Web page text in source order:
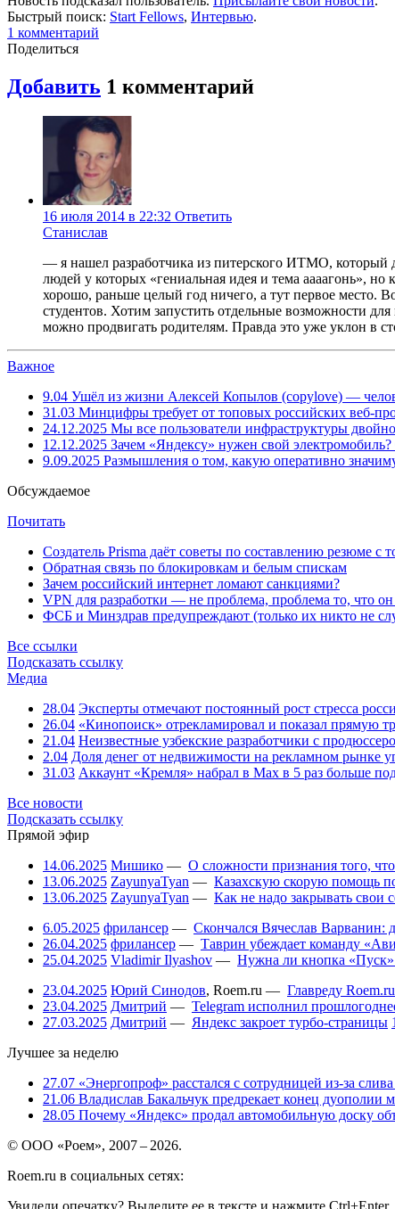
Быстрый поиск: Start Fellows, Интервью.
1 комментарий
Поделиться
Добавить 1 комментарий
16 июля 2014 в 22:32 Ответить
Станислав
— я нашел разработчика из питерского ИТМО, который
людей у которых «гениальная идея и тема аааагонь»,
хорошо, раньше целый год ничего, а тут первое место.
студентов. Хотим запустить отдельные возможности
можно продвигать родителям. Правда это уже уклон в
Важное
9.04 Ушёл из жизни Алексей Копылов (copylove) —
31.03 Минцифры требует от топовых российских веб-
24.12.2025 Мы все пользователи инфраструктуры
12.12.2025 Зачем «Яндексу» нужен свой
9.09.2025 Размышления о том, какую оперативно
Обсуждаемое
Почитать
Создатель Prisma даёт советы по составлению резюме с
Обратная связь по блокировкам и белым спискам
Зачем российский интернет ломают санкциями?
VPN для разработки — не проблема, проблема то, что
ФСБ и Минздрав предупреждают (только их никто не
Все ссылки
Подсказать ссылку
Медиа
28.04 Эксперты отмечают постоянный рост стресса
26.04 «Кинопоиск» отрекламировал и показал прямую
21.04 Неизвестные узбекские разработчики с
2.04 Доля денег от недвижимости на рекламном рынке
31.03 Аккаунт «Кремля» набрал в Max в 5 раз больше
Все новости
Подсказать ссылку
Прямой эфир
14.06.2025 Мишико — О сложности признания того,
13.06.2025 ZayunyaTyan — Казахскую скорую помощь
13.06.2025 ZayunyaTyan — Как не надо закрывать свои
6.05.2025 фрилансер — Скончался Вячеслав Варванин:
26.04.2025 фрилансер — Таврин убеждает команду
25.04.2025 Vladimir Ilyashov — Нужна ли кнопка
23.04.2025 Юрий Синодов, Roem.ru — Главреду
23.04.2025 Дмитрий — Telegram исполнил
27.03.2025 Дмитрий — Яндекс закроет турбо-страницы
Лучшее за неделю
27.07 «Энергопроф» расстался с сотрудницей из-за
21.06 Владислав Бакальчук предрекает конец дуополии
28.05 Почему «Яндекс» продал автомобильную доску
© ООО «Роем», 2007 – 2026.
Roem.ru в социальных сетях: